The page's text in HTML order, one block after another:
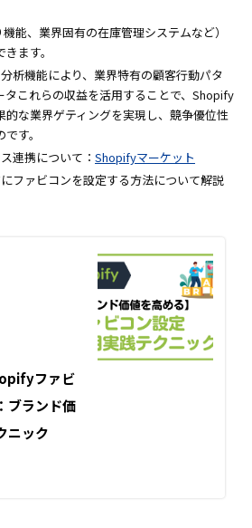
能、業界固有の在庫管理システムなど）
ます。
析機能により、業界特有の顧客行動パタ
タこれらの収益を活用することで、Shopify
的な業界ゲティングを実現し、競争優位性
す。
連携について： Shopifyマーケット
ファビコンを設定する方法について解説
ファビ
ブランド価
ニック